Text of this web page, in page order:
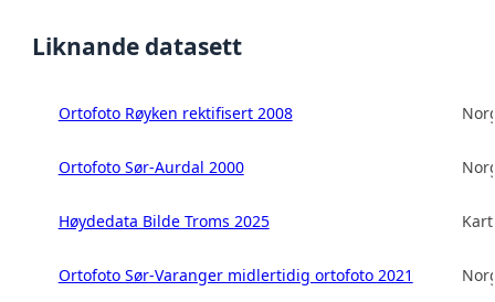
Liknande datasett
Ortofoto Røyken rektifisert 2008
Ortofoto Sør-Aurdal 2000
Høydedata Bilde Troms 2025
Ortofoto Sør-Varanger midlertidig ortofoto 2021